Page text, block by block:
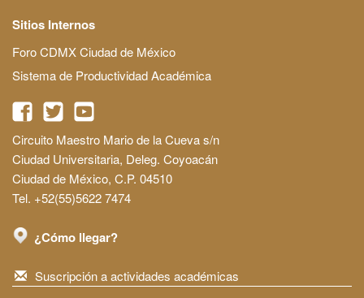
Sitios Internos
Foro CDMX Ciudad de México
Sistema de Productividad Académica
Circuito Maestro Mario de la Cueva s/n
Ciudad Universitaria, Deleg. Coyoacán
Ciudad de México, C.P. 04510
Tel. +52(55)5622 7474
¿Cómo llegar?
Suscripción a actividades académicas